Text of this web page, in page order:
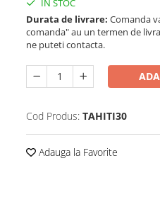
IN STOC
Durata de livrare: Comanda
comanda" au un termen de
ne puteti contacta.
Cod Produs: TAHITI30
Adauga la Favorite